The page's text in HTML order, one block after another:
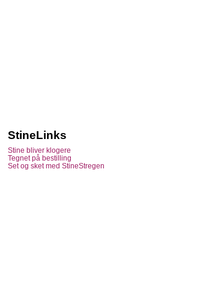
StineLinks
Stine bliver klogere
Tegnet på bestilling
Set og sket med StineStregen